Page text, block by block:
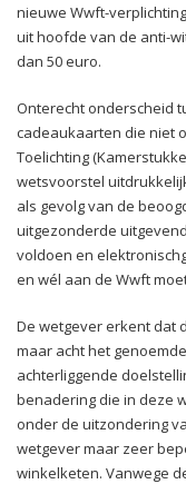
nieuwe Wwft-
uit hoofde van de anti-
dan 50 euro.
Onterecht onderscheid
cadeaukaarten die niet
Toelichting
wetsvoorstel
als gevolg van de
uitgezonderde
voldoen en
en wél aan de Wwft
De wetgever erkent dat
maar acht het
achterliggende
benadering die in deze
onder de uitzondering
wetgever maar zeer
winkelketen. Vanwege